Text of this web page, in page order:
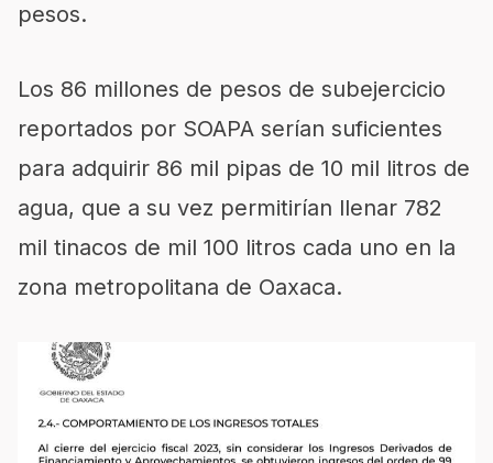
pesos.
Los 86 millones de pesos de subejercicio
reportados por SOAPA serían suficientes
para adquirir 86 mil pipas de 10 mil litros de
agua, que a su vez permitirían llenar 782
mil tinacos de mil 100 litros cada uno en la
zona metropolitana de Oaxaca.